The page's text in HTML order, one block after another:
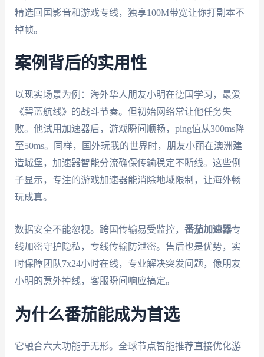
精选回国影音和游戏专线，独享100M带宽让你打副本不
掉帧。
案例背后的实用性
以现实场景为例：海外华人朋友小明在德国学习，最爱
《碧蓝航线》的战斗节奏。但初始网络常让他任务失
败。他试用加速器后，游戏瞬间顺畅，ping值从300ms降
至50ms。同样，国外玩我的世界时，朋友小丽在澳洲建
造城堡，加速器智能分流确保传输稳定不断线。这些例
子显示，专注的游戏加速器能消除地域限制，让海外畅
玩成真。
数据安全不能忽视。跨国传输易受监控， 番茄加速器专
线加密守护隐私，专线传输防泄密。售后也是优势，实
时保障团队7x24小时在线，专业解决突发问题，像朋友
小明的意外掉线，客服瞬间响应搞定。
为什么番茄能成为首选
它融合六大功能于无形。全球节点智能推荐直接优化游